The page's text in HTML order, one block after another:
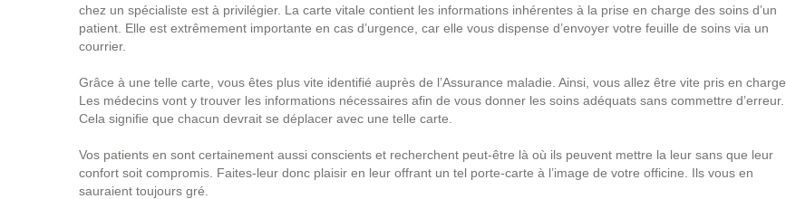
chez un spécialiste est à privilégier. La carte vitale contient les informations inhérentes à la prise en charge des soins d’un
patient. Elle est extrêmement importante en cas d’urgence, car elle vous dispense d’envoyer votre feuille de soins via un
courrier.
Grâce à une telle carte, vous êtes plus vite identifié auprès de l’Assurance maladie. Ainsi, vous allez être vite pris en charge.
Les médecins vont y trouver les informations nécessaires afin de vous donner les soins adéquats sans commettre d’erreur.
Cela signifie que chacun devrait se déplacer avec une telle carte.
Vos patients en sont certainement aussi conscients et recherchent peut-être là où ils peuvent mettre la leur sans que leur
confort soit compromis. Faites-leur donc plaisir en leur offrant un tel porte-carte à l’image de votre officine. Ils vous en
sauraient toujours gré.